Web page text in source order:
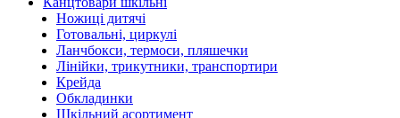
Ножиці дитячі
Готовальні, циркулі
Ланчбокси, термоси, пляшечки
Лінійки, трикутники, транспортири
Крейда
Обкладинки
Шкільний асортимент